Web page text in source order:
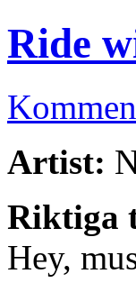
Ride
Artist:
Riktiga
Hey,